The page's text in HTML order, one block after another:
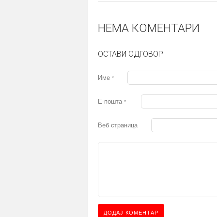
НЕМА КОМЕНТАРИ
ОСТАВИ ОДГОВОР
Име *
Е-пошта *
Веб страница